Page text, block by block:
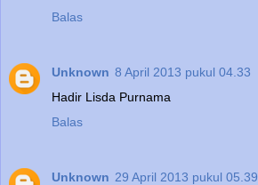
Balas
Unknown 8 April 2013 pukul 04.33
Hadir Lisda Purnama
Balas
Unknown 29 April 2013 pukul 05.39